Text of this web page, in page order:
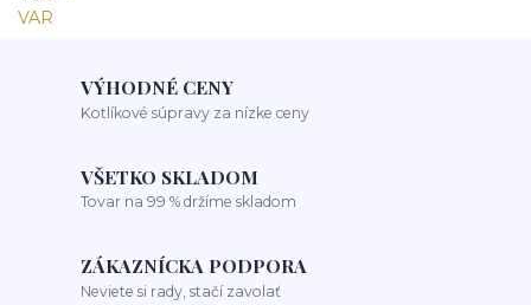
VÝHODNÉ CENY
Kotlíkové súpravy za nízke ceny
VŠETKO SKLADOM
Tovar na 99 % držíme skladom
ZÁKAZNÍCKA PODPORA
Neviete si rady, stačí zavolať